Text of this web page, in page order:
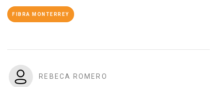
FIBRA MONTERREY
REBECA ROMERO